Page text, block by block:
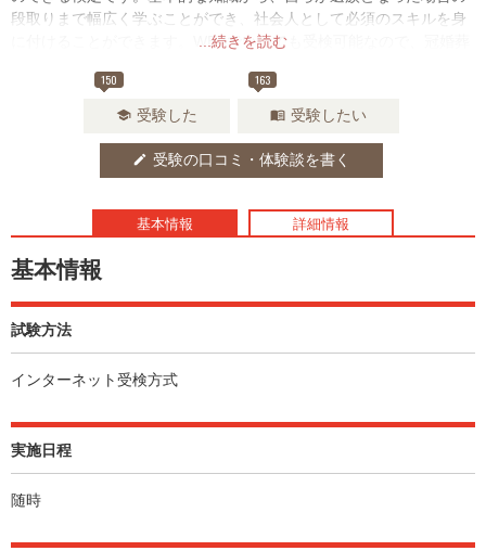
...続きを読む
段取りまで幅広く学ぶことができ、社会人として必須のスキルを身
に付けることができます。WEBでいつでも受検可能なので、冠婚葬
150
school 受験した
163
menu_book 受験したい
edit 受験の口コミ・体験談を書く
基本情報 詳細情報
基本情報
試験方法
インターネット受検方式
実施日程
随時